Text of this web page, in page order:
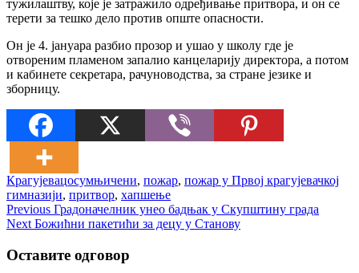
тужилаштву, које је затражило одређивање притвора, и он се
терети за тешко дело против опште опасности.
Он је 4. јануара разбио прозор и ушао у школу где је
отвореним пламеном запалио канцеларију директора, а потом
и кабинете секретара, рачуноводства, за стране језике и
зборницу.
Крагујевацосумњичени, пожар, пожар у Првој крагујевачкој
гимназији, притвор, хапшење
Кретање
чланка
Previous Previous
post:
Градоначелник унео бадњак у Скупштину града
Next Next
Божићни пакетићи за децу у Станову
Оставите одговор